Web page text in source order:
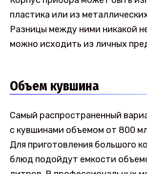
пластика или из
Разницы между ними никакой
можно исходить из личных
Объем кувшина
Самый распространенный
с кувшинами объемом от 800
Для приготовления большого
блюд подойдут емкости